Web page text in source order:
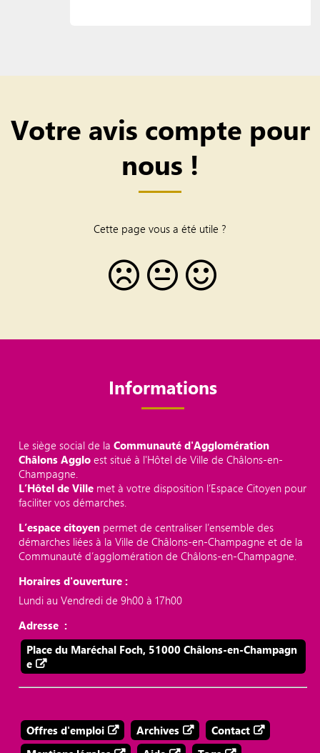
Votre avis compte pour
nous !
Cette page vous a été utile ?
Informations
Le siège social de laCommunauté d'Agglomération
Châlons Aggloest situé à l'Hôtel de Ville de Châlons-en-
Champagne.
L’Hôtel de Ville met à votre disposition l’Espace Citoyen pour
faciliter vos démarches.
L’espace citoyen permet de centraliser l’ensemble des
démarches liées à la Ville de Châlons-en-Champagne et de la
Communauté d’agglomération de Châlons-en-Champagne.
Horaires d'ouverture :
Lundi au Vendredi de 9h00 à 17h00
Adresse :
Place du Maréchal Foch, 51000 Châlons-en-Champagn
e
Offres d'emploi Archives
Contact